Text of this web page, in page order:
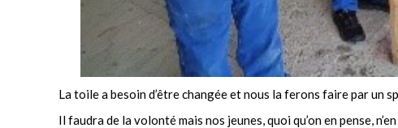
La toile a besoin d’être changée et nous la ferons faire par un
Il faudra de la volonté mais nos jeunes, quoi qu’on en pense,